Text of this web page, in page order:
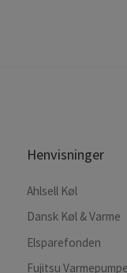
Henvisninger
Ahlsell Køl
Dansk Køl & Varme
Elsparefonden
Fujitsu